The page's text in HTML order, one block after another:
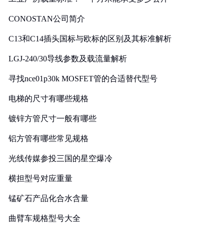
CONOSTAN公司简介
C13和C14插头国标与欧标的区别及其标准解析
LGJ-240/30导线参数及载流量解析
寻找nce01p30k MOSFET管的合适替代型号
电梯的尺寸有哪些规格
镀锌方管尺寸一般有哪些
铝方管有哪些常见规格
光线传媒参投三国的星空爆冷
横担型号对应重量
锰矿石产品化合水含量
曲臂车规格型号大全